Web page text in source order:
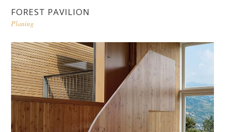
FOREST PAVILION
Planing